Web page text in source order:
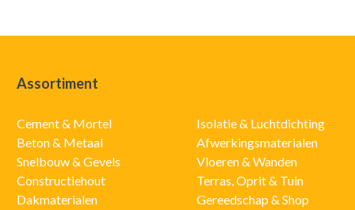
Assortiment
Cement & Mortel
Beton & Metaal
Snelbouw & Gevels
Constructiehout
Dakmaterialen
Isolatie & Luchtdichting
Afwerkingsmaterialen
Vloeren & Wanden
Terras, Oprit & Tuin
Gereedschap & Shop